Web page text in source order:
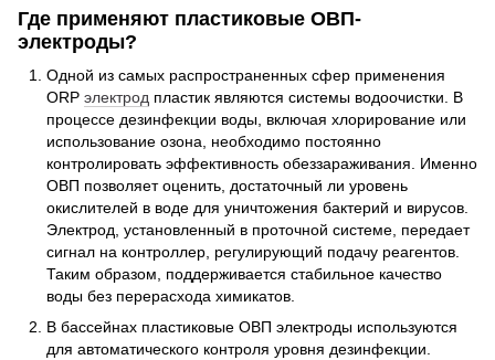
Где применяют пластиковые ОВП-
электроды?
Одной из самых распространенных сфер применения
ORP электрод пластик являются системы водоочистки. В
процессе дезинфекции воды, включая хлорирование или
использование озона, необходимо постоянно
контролировать эффективность обеззараживания. Именно
ОВП позволяет оценить, достаточный ли уровень
окислителей в воде для уничтожения бактерий и вирусов.
Электрод, установленный в проточной системе, передает
сигнал на контроллер, регулирующий подачу реагентов.
Таким образом, поддерживается стабильное качество
воды без перерасхода химикатов.
В бассейнах пластиковые ОВП электроды используются
для автоматического контроля уровня дезинфекции.